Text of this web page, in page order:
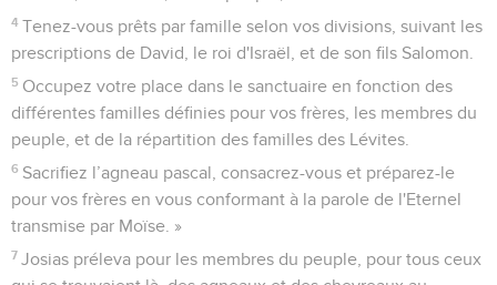
4 Tenez-vous prêts par famille selon vos divisions, suivant les
prescriptions de David, le roi d'Israël, et de son fils Salomon.
5 Occupez votre place dans le sanctuaire en fonction des
différentes familles définies pour vos frères, les membres du
peuple, et de la répartition des familles des Lévites.
6 Sacrifiez l’agneau pascal, consacrez-vous et préparez-le
pour vos frères en vous conformant à la parole de l'Eternel
transmise par Moïse. »
7 Josias préleva pour les membres du peuple, pour tous ceux